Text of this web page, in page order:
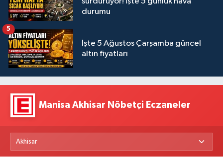
durumu
İşte 5 Ağustos Çarşamba güncel
altın fiyatları
5
Manisa Akhisar Nöbetçi Eczaneler